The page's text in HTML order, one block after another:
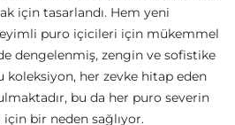
için tasarlandı. Hem yeni
puro içicileri için mükemmel
dengelenmiş, zengin ve sofistike
koleksiyon, her zevke hitap eden
bu da her puro severin
bir neden sağlıyor.